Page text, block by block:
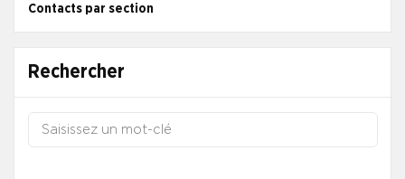
Contacts par section
Rechercher